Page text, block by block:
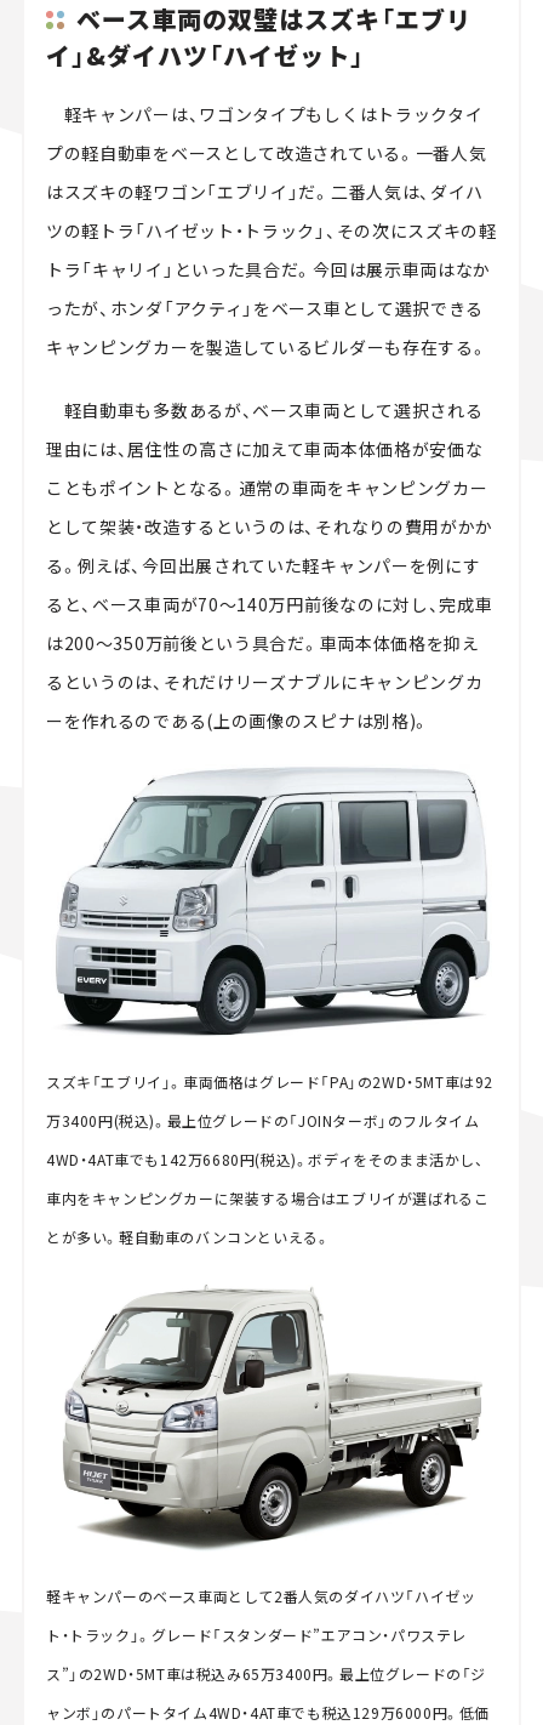
ベース車両の双璧はスズキ「エブリ
イ」&ダイハツ「ハイゼット」
軽キャンパーは、ワゴンタイプもしくはトラックタイ
プの軽自動車をベースとして改造されている。一番人気
はスズキの軽ワゴン「エブリイ」だ。二番人気は、ダイハ
ツの軽トラ「ハイゼット・トラック」、その次にスズキの軽
トラ「キャリイ」といった具合だ。今回は展示車両はなか
ったが、ホンダ「アクティ」をベース車として選択できる
キャンピングカーを製造しているビルダーも存在する。
軽自動車も多数あるが、ベース車両として選択される
理由には、居住性の高さに加えて車両本体価格が安価な
こともポイントとなる。通常の車両をキャンピングカー
として架装・改造するというのは、それなりの費用がかか
る。例えば、今回出展されていた軽キャンパーを例にす
ると、ベース車両が70～140万円前後なのに対し、完成車
は200～350万前後という具合だ。車両本体価格を抑え
るというのは、それだけリーズナブルにキャンピングカ
ーを作れるのである(上の画像のスピナは別格)。
スズキ「エブリイ」。車両価格はグレード「PA」の2WD・5MT車は92
万3400円(税込)。最上位グレードの「JOINターボ」のフルタイム
4WD・4AT車でも142万6680円(税込)。ボディをそのまま活かし、
車内をキャンピングカーに架装する場合はエブリイが選ばれるこ
とが多い。軽自動車のバンコンといえる。
軽キャンパーのベース車両として2番人気のダイハツ「ハイゼッ
ト・トラック」。グレード「スタンダード”エアコン・パワステレ
ス”」の2WD・5MT車は税込み65万3400円。最上位グレードの「ジ
ャンボ」のパートタイム4WD・4AT車でも税込129万6000円。低価